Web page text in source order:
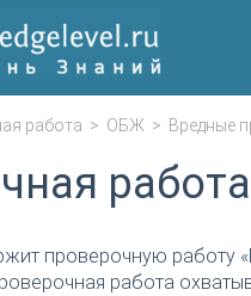
работа > ОБЖ > Вредные
проверочную работу
работа